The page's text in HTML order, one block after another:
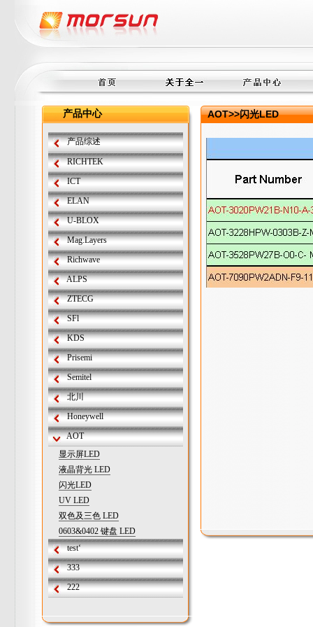
产品中心
产品综述
RICHTEK
ICT
ELAN
U-BLOX
Mag.Layers
Richwave
ALPS
ZTECG
SFl
KDS
Prisemi
Semitel
北川
Honeywell
AOT
显示屏LED
液晶背光 LED
闪光LED
UV LED
双色及三色 LED
0603&0402 键盘 LED
test‘
333
222
AOT>>闪光LED